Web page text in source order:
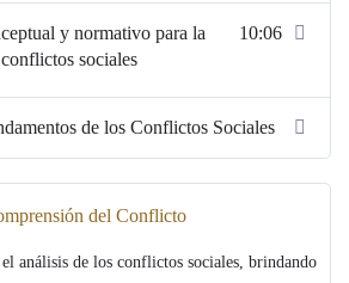
y normativo para la
sociales
10:06
de los Conflictos Sociales
del Conflicto
análisis de los conflictos sociales, brindando